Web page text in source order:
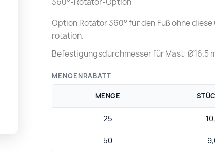
Option Rotator 360° für den Fuß ohne
rotation.
Befestigungsdurchmesser für Mast: Ø16.5
MENGENRABATT
MENGE
25
50